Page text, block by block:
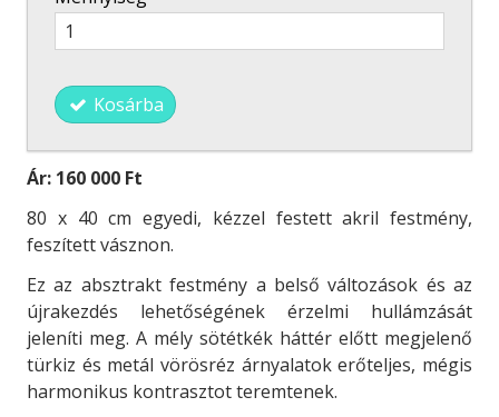
Kosárba
Ár: 160 000 Ft
80 x 40 cm egyedi, kézzel festett akril festmény,
feszített vásznon.
Ez az absztrakt festmény a belső változások és az
újrakezdés lehetőségének érzelmi hullámzását
jeleníti meg. A mély sötétkék háttér előtt megjelenő
türkiz és metál vörösréz árnyalatok erőteljes, mégis
harmonikus kontrasztot teremtenek.